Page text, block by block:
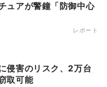
ュアが警鐘「防御中心
レポート
侵害のリスク、2万台
取可能